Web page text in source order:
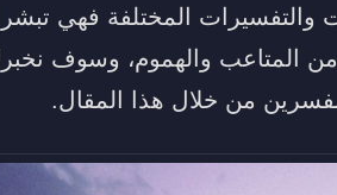
والتفسيرات المختلفة فهي تبشر
من المتاعب والهموم، وسوف
من خلال هذا المقال.